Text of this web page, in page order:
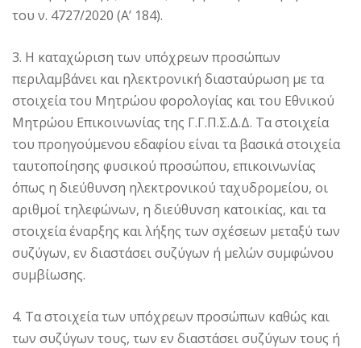
του ν. 4727/2020 (Α’ 184).
3. Η καταχώριση των υπόχρεων προσώπων
περιλαμβάνει και ηλεκτρονική διασταύρωση με τα
στοιχεία του Μητρώου φορολογίας και του Εθνικού
Μητρώου Επικοινωνίας της Γ.Γ.Π.Σ.Δ.Δ. Τα στοιχεία
του προηγούμενου εδαφίου είναι τα βασικά στοιχεία
ταυτοποίησης φυσικού προσώπου, επικοινωνίας
όπως η διεύθυνση ηλεκτρονικού ταχυδρομείου, οι
αριθμοί τηλεφώνων, η διεύθυνση κατοικίας, και τα
στοιχεία έναρξης και λήξης των σχέσεων μεταξύ των
συζύγων, εν διαστάσει συζύγων ή μελών συμφώνου
συμβίωσης.
4. Τα στοιχεία των υπόχρεων προσώπων καθώς και
των συζύγων τους, των εν διαστάσει συζύγων τους ή